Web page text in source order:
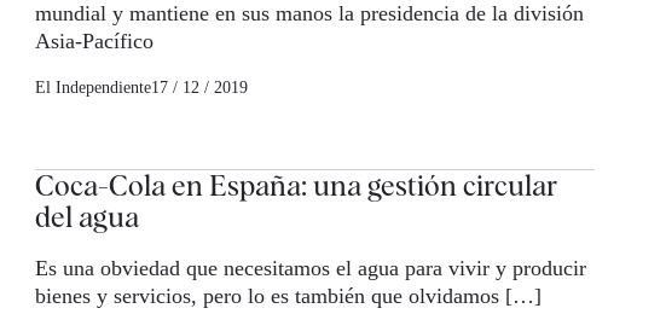
mundial y mantiene en sus manos la presidencia de la división
Asia-Pacífico
El Independiente17 / 12 / 2019
Coca-Cola en España: una gestión circular
del agua
Es una obviedad que necesitamos el agua para vivir y producir
bienes y servicios, pero lo es también que olvidamos […]